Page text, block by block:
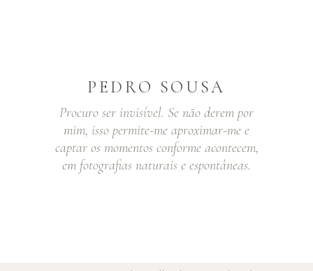
PEDRO SOUSA
Procuro ser invisível. Se não derem por
mim, isso permite-me aproximar-me e
captar os momentos conforme acontecem,
em fotografias naturais e espontâneas.